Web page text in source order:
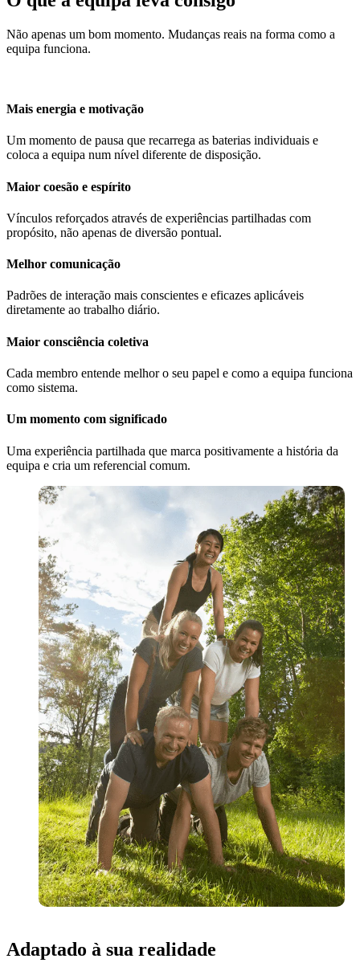
Não apenas um bom momento. Mudanças reais na forma como a
equipa funciona.
Mais energia e motivação
Um momento de pausa que recarrega as baterias individuais e
coloca a equipa num nível diferente de disposição.
Maior coesão e espírito
Vínculos reforçados através de experiências partilhadas com
propósito, não apenas de diversão pontual.
Melhor comunicação
Padrões de interação mais conscientes e eficazes aplicáveis
diretamente ao trabalho diário.
Maior consciência coletiva
Cada membro entende melhor o seu papel e como a equipa funciona
como sistema.
Um momento com significado
Uma experiência partilhada que marca positivamente a história da
equipa e cria um referencial comum.
Adaptado à sua realidade